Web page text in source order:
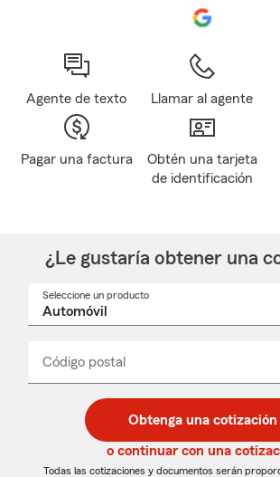
Agente de texto Llamar al agente
Pagar una factura
Obtén una tarjeta
de identificación
¿Le gustaría obtener una
Seleccione un producto
desplegable
Código postal
de
5
dígitos
de
5
dígitos
_____
Obtenga una cotización
o continuar con una
Todas las cotizaciones y documentos serán